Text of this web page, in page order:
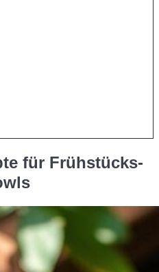
für Frühstücks-